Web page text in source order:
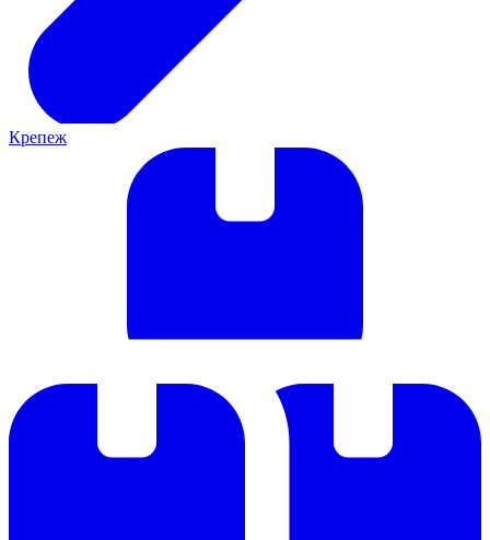
Крепеж